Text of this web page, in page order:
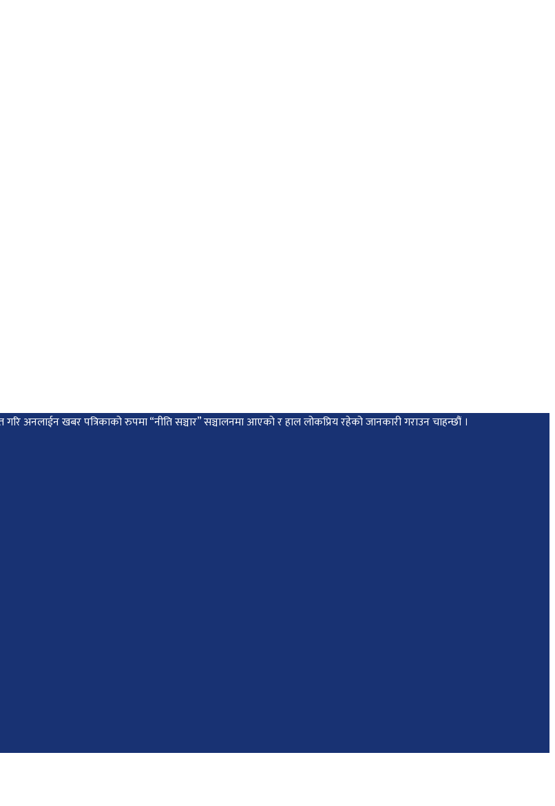
गरि अनलाईन खबर पत्रिकाको रुपमा “नीति सञ्चार” सञ्चालनमा आएको र हाल लोकप्रिय रहेको जानकारी गराउन चाहन्छौं ।